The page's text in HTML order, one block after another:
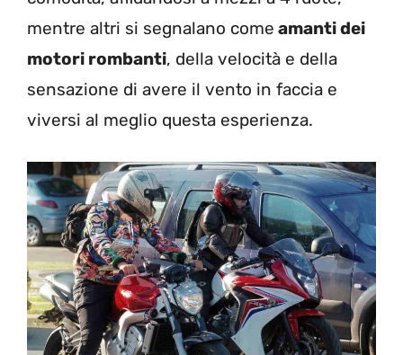
mentre altri si segnalano come amanti dei
motori rombanti, della velocità e della
sensazione di avere il vento in faccia e
viversi al meglio questa esperienza.